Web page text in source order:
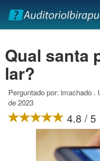
Qual santa
lar?
Perguntado por: lmachado .
de 2023
4.8 / 5